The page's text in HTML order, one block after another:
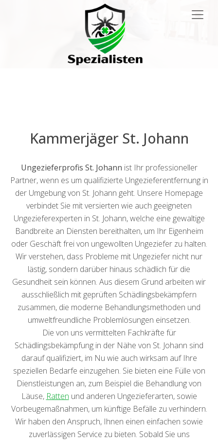
Kammerjäger St. Johann
Ungezieferprofis St. Johann ist Ihr professioneller
Partner, wenn es um qualifizierte Ungezieferentfernung in
der Umgebung von St. Johann geht. Unsere Homepage
verbindet Sie mit versierten wie auch geeigneten
Ungezieferexperten in St. Johann, welche eine gewaltige
Bandbreite an Diensten bereithalten, um Ihr Eigenheim
oder Geschäft frei von ungewollten Ungeziefer zu halten.
Wir verstehen, dass Probleme mit Ungeziefer nicht nur
lästig, sondern darüber hinaus schädlich für die
Gesundheit sein können. Aus diesem Grund arbeiten wir
ausschließlich mit geprüften Schädlingsbekämpfern
zusammen, die moderne Behandlungsmethoden und
umweltfreundliche Problemlösungen einsetzen.
Die von uns vermittelten Fachkräfte für
Schädlingsbekämpfung in der Nähe von St. Johann sind
darauf qualifiziert, im Nu wie auch wirksam auf Ihre
speziellen Bedarfe einzugehen. Sie bieten eine Fülle von
Dienstleistungen an, zum Beispiel die Behandlung von
Läuse, Ratten und anderen Ungezieferarten, sowie
Vorbeugemaßnahmen, um künftige Befälle zu verhindern.
Wir haben den Anspruch, Ihnen einen einfachen sowie
zuverlässigen Service zu bieten. Sobald Sie uns